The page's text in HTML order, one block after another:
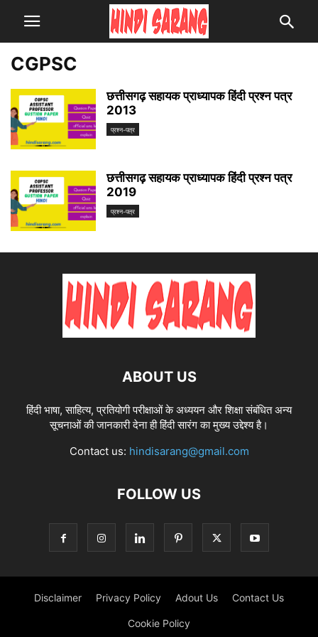
CGPSC
छत्तीसगढ़ सहायक प्राध्यापक हिंदी प्रश्न पत्र
2013
प्रश्न-पत्र
छत्तीसगढ़ सहायक प्राध्यापक हिंदी प्रश्न पत्र
2019
प्रश्न-पत्र
ABOUT US
हिंदी भाषा, साहित्य, प्रतियोगी परीक्षाओं के अध्ययन और शिक्षा संबंधित अन्य
सूचनाओं की जानकारी देना ही हिंदी सारंग का मुख्य उद्देश्य है।
Contact us: hindisarang@gmail.com
FOLLOW US
Disclaimer Privacy Policy Adout Us Contact Us
Cookie Policy